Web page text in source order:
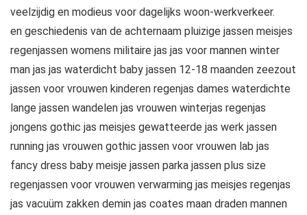
veelzijdig en modieus voor dagelijks woon-werkverkeer.
en geschiedenis van de achternaam pluizige jassen meisjes
regenjassen womens militaire jas jas voor mannen winter
man jas jas waterdicht baby jassen 12-18 maanden zeezout
jassen voor vrouwen kinderen regenjas dames waterdichte
lange jassen wandelen jas vrouwen winterjas regenjas
jongens gothic jas meisjes gewatteerde jas werk jassen
running jas vrouwen gothic jassen voor vrouwen lab jas
fancy dress baby meisje jassen parka jassen plus size
regenjassen voor vrouwen verwarming jas meisjes regenjas
jas vacuüm zakken demin jas coates maan draden mannen